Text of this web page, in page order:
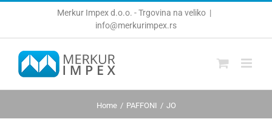
Merkur Impex d.o.o. - Trgovina na veliko |
info@merkurimpex.rs
Home PAFFONI JO